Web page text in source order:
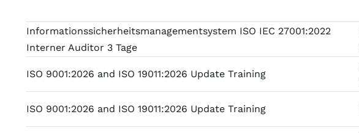
Informationssicherheitsmanagementsystem ISO IEC 27001:2022
Interner Auditor 3 Tage
ISO 9001:2026 and ISO 19011:2026 Update Training
ISO 9001:2026 and ISO 19011:2026 Update Training